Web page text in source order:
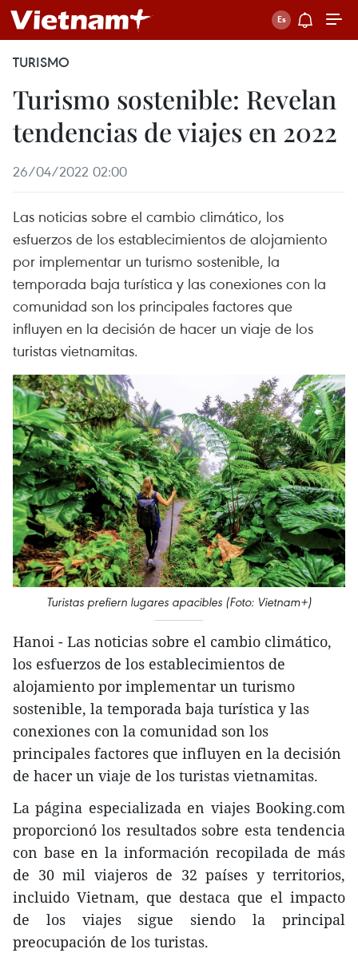
TURISMO
Turismo sostenible: Revelan
tendencias de viajes en 2022
26/04/2022 02:00
Las noticias sobre el cambio climático, los
esfuerzos de los establecimientos de alojamiento
por implementar un turismo sostenible, la
temporada baja turística y las conexiones con la
comunidad son los principales factores que
influyen en la decisión de hacer un viaje de los
turistas vietnamitas.
Turistas prefiern lugares apacibles (Foto: Vietnam+)
Hanoi - Las noticias sobre el cambio climático,
los esfuerzos de los establecimientos de
alojamiento por implementar un turismo
sostenible, la temporada baja turística y las
conexiones con la comunidad son los
principales factores que influyen en la decisión
de hacer un viaje de los turistas vietnamitas.
La página especializada en viajes Booking.com
proporcionó los resultados sobre esta tendencia
con base en la información recopilada de más
de 30 mil viajeros de 32 países y territorios,
incluido Vietnam, que destaca que el impacto
de los viajes sigue siendo la principal
preocupación de los turistas.